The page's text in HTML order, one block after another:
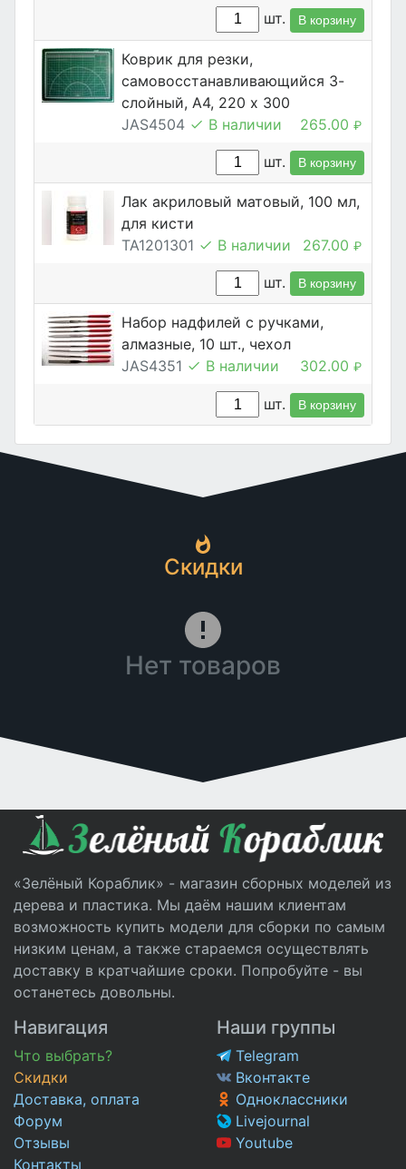
шт. В корзину
Коврик для резки,
самовосстанавливающийся 3-
слойный, А4, 220 х 300
JAS4504
В наличии 265.00 ₽
шт. В корзину
Лак акриловый матовый, 100 мл,
для кисти
TA1201301
В наличии 267.00 ₽
шт. В корзину
Набор надфилей с ручками,
алмазные, 10 шт., чехол
JAS4351
В наличии 302.00 ₽
шт. В корзину
Скидки
Нет товаров
«Зелёный Кораблик» - магазин сборных моделей из
дерева и пластика. Мы даём нашим клиентам
возможность купить модели для сборки по самым
низким ценам, а также стараемся осуществлять
доставку в кратчайшие сроки. Попробуйте - вы
останетесь довольны.
Навигация
Что выбрать?
Скидки
Доставка, оплата
Форум
Отзывы
Контакты
Наши группы
Telegram
Вконтакте
Одноклассники
Livejournal
Youtube